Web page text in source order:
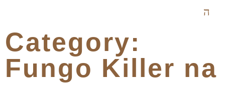
Category:
Fungo Killer na